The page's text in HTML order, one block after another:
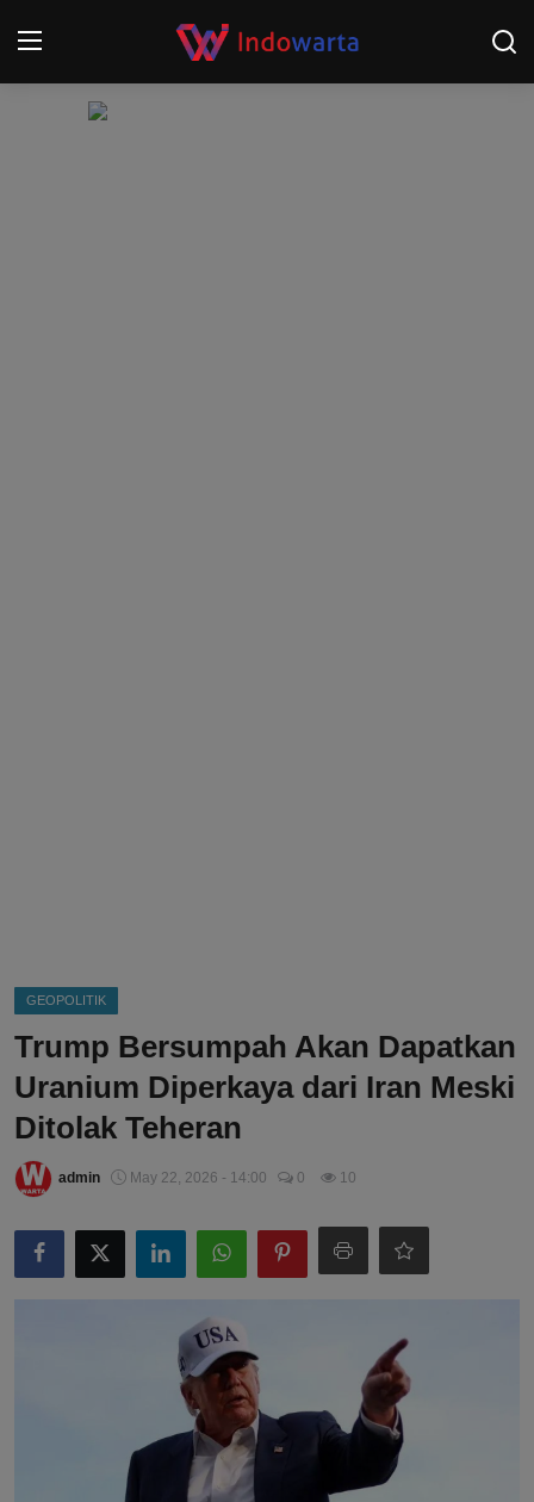
GEOPOLITIK
Trump Bersumpah Akan Dapatkan
Uranium Diperkaya dari Iran Meski
Ditolak Teheran
admin May 22, 2026 - 14:00 0 10